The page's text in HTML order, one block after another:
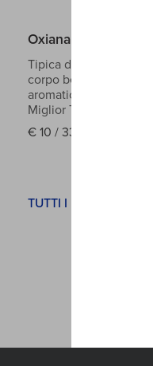
Oxiana Velvet - Tripel
Tipica della scuola
corpo ben strutturato.
aromatica ed una
Miglior Tripel 2018.
€ 10 / 33cl
TUTTI I PREZZI SONO